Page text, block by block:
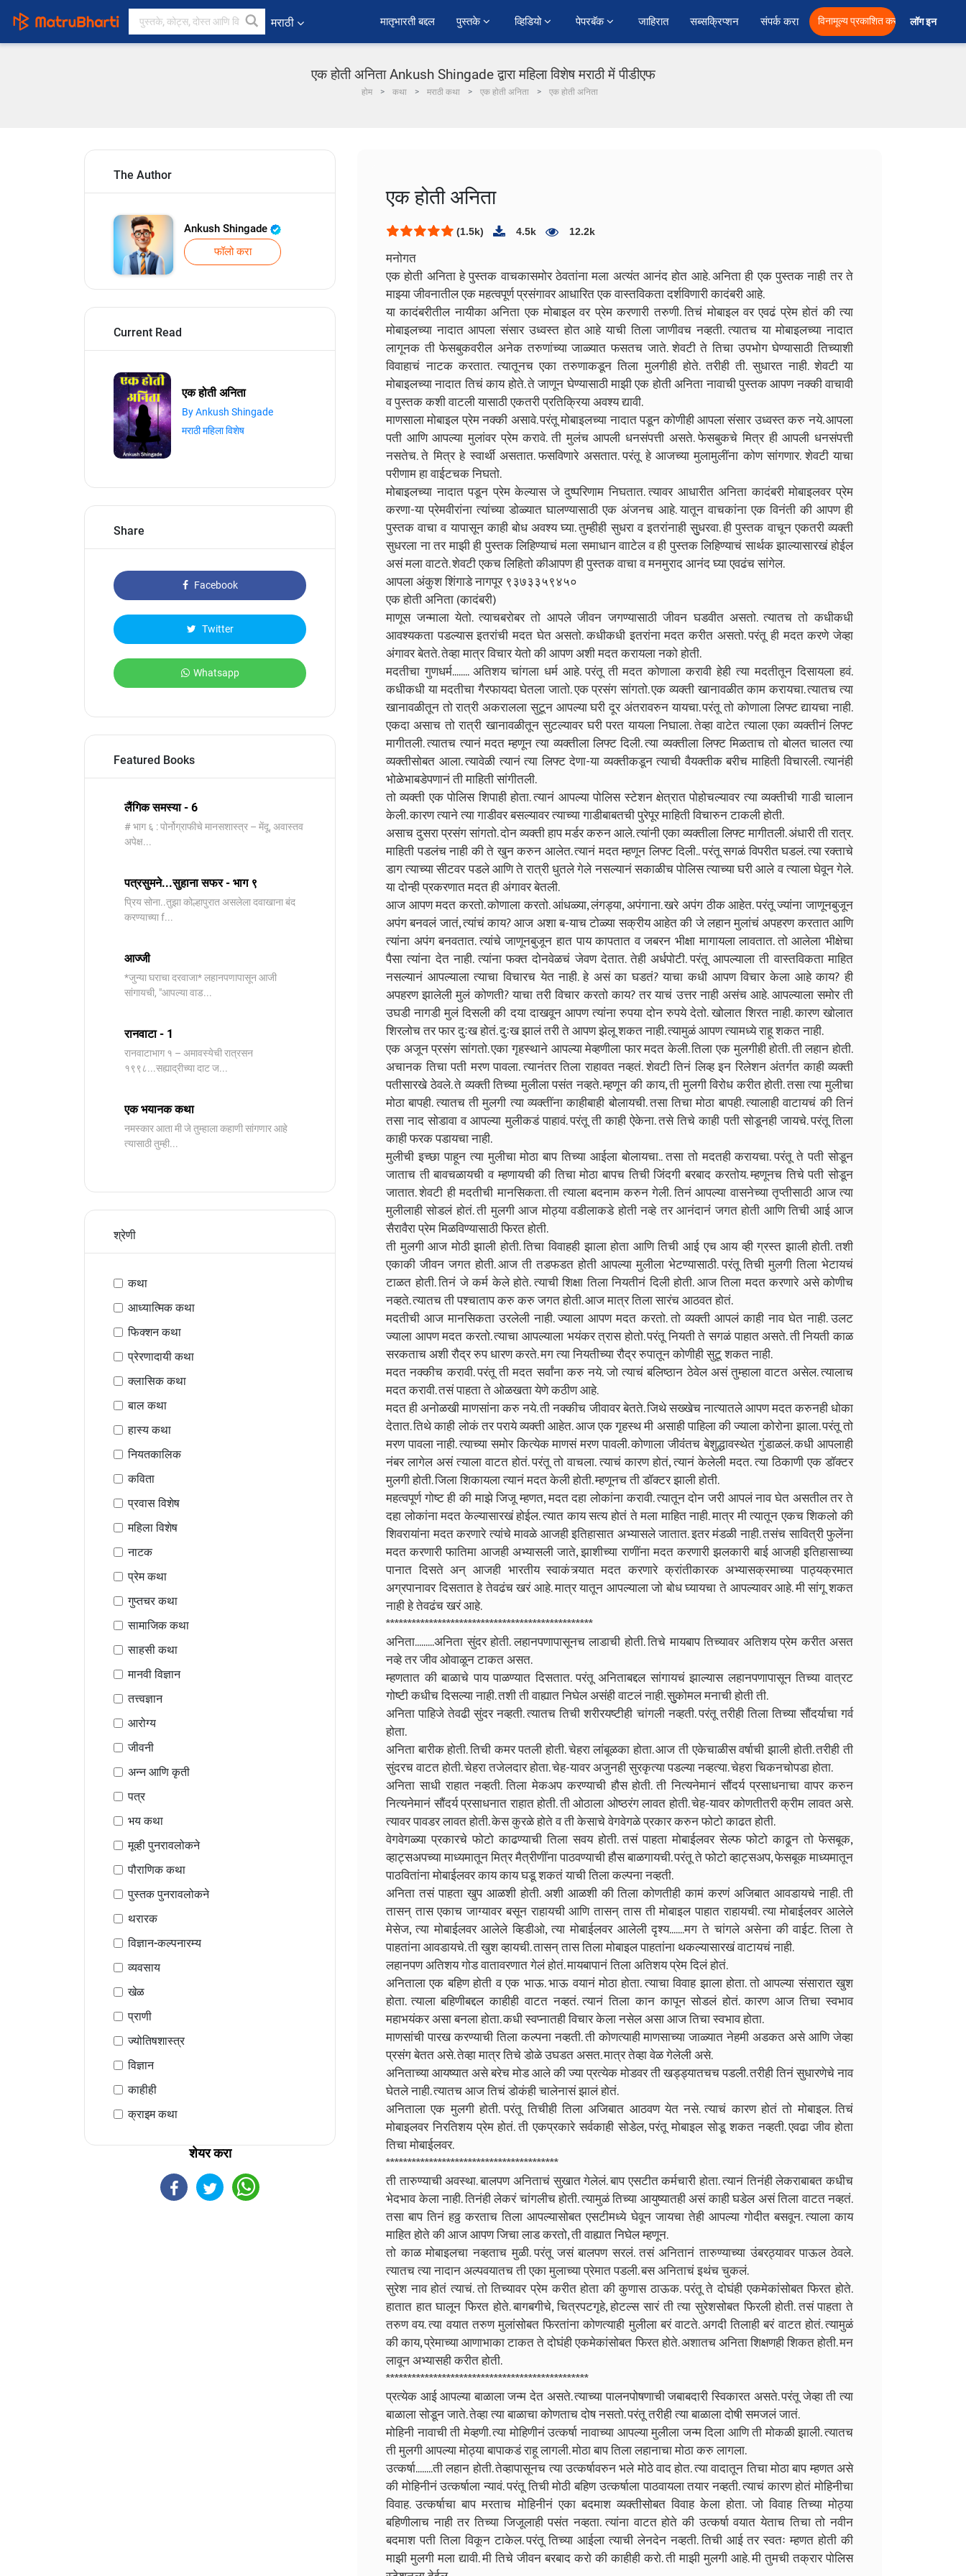
मराठी ﻿मातृभारती बद्दल पुस्तके व्हिडियो पेपरबॅक जाहिरात सब्सक्रिप्शन संपर्क करा विनामूल्य प्रकाशित करा लॉग इन
एक होती अनिता Ankush Shingade द्वारा महिला विशेष मराठी में पीडीएफ
होम कथा मराठी कथा एक होती अनिता एक होती अनिता
The Author
Ankush Shingade
फॉलो करा
Current Read
एक होती अनिता
By Ankush Shingade
मराठी महिला विशेष
Share
Facebook
Twitter
Whatsapp
Featured Books
लैंगिक समस्या - 6
# भाग ६ : पोर्नोग्राफीचे मानसशास्त्र – मेंदू, अवास्तव
अपेक्ष...
पत्रसुमने...सुहाना सफर - भाग ९
प्रिय सोना..तुझा कोल्हापुरात असलेला दवाखाना बंद
करण्याच्या f...
आज्जी
*जुन्या घराचा दरवाजा* लहानपणापासून आजी
सांगायची, "आपल्या वाड...
रानवाटा - 1
रानवाटाभाग १ – अमावस्येची रात्रसन
१९९८...सह्याद्रीच्या दाट ज...
एक भयानक कथा
नमस्कार आता मी जे तुम्हाला कहाणी सांगणार आहे
त्यासाठी तुम्ही...
श्रेणी
कथा
आध्यात्मिक कथा
फिक्शन कथा
प्रेरणादायी कथा
क्लासिक कथा
बाल कथा
हास्य कथा
नियतकालिक
कविता
प्रवास विशेष
महिला विशेष
नाटक
प्रेम कथा
गुप्तचर कथा
सामाजिक कथा
साहसी कथा
मानवी विज्ञान
तत्त्वज्ञान
आरोग्य
जीवनी
अन्न आणि कृती
पत्र
भय कथा
मूव्ही पुनरावलोकने
पौराणिक कथा
पुस्तक पुनरावलोकने
थरारक
विज्ञान-कल्पनारम्य
व्यवसाय
खेळ
प्राणी
ज्योतिषशास्त्र
विज्ञान
काहीही
क्राइम कथा
शेयर करा
एक होती अनिता
(1.5k) 4.5k 12.2k
मनोगत
एक होती अनिता हे पुस्तक वाचकासमोर ठेवतांना मला अत्यंत आनंद होत आहे. अनिता ही एक पुस्तक नाही तर ते
माझ्या जीवनातील एक महत्वपूर्ण प्रसंगावर आधारित एक वास्तविकता दर्शविणारी कादंबरी आहे.
या कादंबरीतील नायीका अनिता एक मोबाइल वर प्रेम करणारी तरुणी. तिचं मोबाइल वर एवढं प्रेम होतं की त्या
मोबाइलच्या नादात आपला संसार उध्वस्त होत आहे याची तिला जाणीवच नव्हती. त्यातच या मोबाइलच्या नादात
लागूनक ती फेसबुकवरील अनेक तरुणांच्या जाळ्यात फसतच जाते. शेवटी ते तिचा उपभोग घेण्यासाठी तिच्याशी
विवाहाचं नाटक करतात. त्यातूनच एका तरुणाकडून तिला मुलगीही होते. तरीही ती. सुधारत नाही. शेवटी या
मोबाइलच्या नादात तिचं काय होते. ते जाणून घेण्यासाठी माझी एक होती अनिता नावाची पुस्तक आपण नक्की वाचावी
व पुस्तक कशी वाटली यासाठी एकतरी प्रतिक्रिया अवश्य द्यावी.
माणसाला मोबाइल प्रेम नक्की असावे. परंतू मोबाइलच्या नादात पडून कोणीही आपला संसार उध्वस्त करु नये. आपला
पती आणि आपल्या मुलांवर प्रेम करावे. ती मुलंच आपली धनसंपत्ती असते. फेसबुकचे मित्र ही आपली धनसंपत्ती
नसतेच. ते मित्र हे स्वार्थी असतात. फसविणारे असतात. परंतू हे आजच्या मुलामुलींना कोण सांगणार. शेवटी याचा
परीणाम हा वाईटचक निघतो.
मोबाइलच्या नादात पडून प्रेम केल्यास जे दुष्परिणाम निघतात. त्यावर आधारीत अनिता कादंबरी मोबाइलवर प्रेम
करणा-या प्रेमवीरांना त्यांच्या डोळ्यात घालण्यासाठी एक अंजनच आहे. यातून वाचकांना एक विनंती की आपण ही
पुस्तक वाचा व यापासून काही बोध अवश्य घ्या. तुम्हीही सुधरा व इतरांनाही सुुधरवा. ही पुस्तक वाचून एकतरी व्यक्ती
सुधरला ना तर माझी ही पुस्तक लिहिण्याचं मला समाधान वााटेल व ही पुस्तक लिहिण्याचं सार्थक झाल्यासारखं होईल
असं मला वाटते. शेवटी एकच लिहितो कीआपण ही पुस्तक वाचा व मनमुराद आनंद घ्या एवढंच सांगेल.
आपला अंकुश शिंगाडे नागपूर ९३७३३५९४५०
एक होती अनिता (कादंबरी)
माणूस जन्माला येतो. त्याचबरोबर तो आपले जीवन जगण्यासाठी जीवन घडवीत असतो. त्यातच तो कधीकधी
आवश्यकता पडल्यास इतरांची मदत घेत असतो. कधीकधी इतरांना मदत करीत असतो. परंतू ही मदत करणे जेव्हा
अंगावर बेतते. तेव्हा मात्र विचार येतो की आपण अशी मदत करायला नको होती.
मदतीचा गुणधर्म........ अतिशय चांगला धर्म आहे. परंतू ती मदत कोणाला करावी हेही त्या मदतीतून दिसायला हवं.
कधीकधी या मदतीचा गैरफायदा घेतला जातो. एक प्रसंग सांगतो. एक व्यक्ती खानावळीत काम करायचा. त्यातच त्या
खानावळीतून तो रात्री अकरालला सुटून आपल्या घरी दूर अंतरावरुन यायचा. परंतू तो कोणाला लिफ्ट द्यायचा नाही.
एकदा असाच तो रात्री खानावळीतून सुटल्यावर घरी परत यायला निघाला. तेव्हा वाटेत त्याला एका व्यक्तीनं लिफ्ट
मागीतली. त्यातच त्यानं मदत म्हणून त्या व्यक्तीला लिफ्ट दिली. त्या व्यक्तीला लिफ्ट मिळताच तो बोलत चालत त्या
व्यक्तीसोबत आला. त्यावेळी त्यानं त्या लिफ्ट देणा-या व्यक्तीकडून त्याची वैयक्तीक बरीच माहिती विचारली. त्यानंही
भोळेभाबडेपणानं ती माहिती सांगीतली.
तो व्यक्ती एक पोलिस शिपाही होता. त्यानं आपल्या पोलिस स्टेशन क्षेत्रात पोहोचल्यावर त्या व्यक्तीची गाडी चालान
केली. कारण त्याने त्या गाडीवर बसल्यावर त्याच्या गाडीबाबतची पुरेपूर माहिती विचारुन टाकली होती.
असाच दुसरा प्रसंग सांगतो. दोन व्यक्ती हाप मर्डर करुन आले. त्यांनी एका व्यक्तीला लिफ्ट मागीतली. अंधारी ती रात्र.
माहिती पडलंच नाही की ते खुन करुन आलेत. त्यानं मदत म्हणून लिफ्ट दिली.. परंतू सगळं विपरीत घडलं. त्या रक्ताचे
डाग त्याच्या सीटवर पडले आणि ते रात्री धुतले गेले नसल्यानं सकाळीच पोलिस त्याच्या घरी आले व त्याला घेवून गेले.
या दोन्ही प्रकरणात मदत ही अंगावर बेतली.
आज आपण मदत करतो. कोणाला करतो. आंधळ्या, लंगड्या, अपंगाना. खरे अपंग ठीक आहेत. परंतू ज्यांना जाणूनबुजून
अपंग बनवलं जातं, त्यांचं काय? आज अशा ब-याच टोळ्या सक्रीय आहेत की जे लहान मुलांचं अपहरण करतात आणि
त्यांना अपंग बनवतात. त्यांचे जाणूनबुजून हात पाय कापतात व जबरन भीक्षा मागायला लावतात. तो आलेला भीक्षेचा
पैसा त्यांना देत नाही. त्यांना फक्त दोनवेळचं जेवण देतात. तेही अर्धपोटी. परंतू आपल्याला ती वास्तविकता माहित
नसल्यानं आपल्याला त्याचा विचारच येत नाही. हे असं का घडतं? याचा कधी आपण विचार केला आहे काय? ही
अपहरण झालेली मुलं कोणती? याचा तरी विचार करतो काय? तर याचं उत्तर नाही असंच आहे. आपल्याला समोर ती
उघडी नागडी मुलं दिसली की दया दाखवून आपण त्यांना रुपया दोन रुपये देतो. खोलात शिरत नाही. कारण खोलात
शिरलोच तर फार दुःख होतं. दुःख झालं तरी ते आपण झेलू शकत नाही. त्यामुळं आपण त्यामध्ये राहू शकत नाही.
एक अजून प्रसंग सांगतो. एका गृहस्थाने आपल्या मेव्हणीला फार मदत केली. तिला एक मुलगीही होती. ती लहान होती.
अचानक तिचा पती मरण पावला. त्यानंतर तिला राहावत नव्हतं. शेवटी तिनं लिव्ह इन रिलेशन अंतर्गत काही व्यक्ती
पतीसारखे ठेवले. ते व्यक्ती तिच्या मुलीला पसंत नव्हते. म्हणून की काय, ती मुलगी विरोध करीत होती. तसा त्या मुलीचा
मोठा बापही. त्यातच ती मुलगी त्या व्यक्तींना काहीबाही बोलायची. तसा तिचा मोठा बापही. त्यालाही वाटायचं की तिनं
तसा नाद सोडावा व आपल्या मुलीकडं पाहावं. परंतू ती काही ऐकेना. तसे तिचे काही पती सोडूनही जायचे. परंतू तिला
काही फरक पडायचा नाही.
मुलीची इच्छा पाहून त्या मुलीचा मोठा बाप तिच्या आईला बोलायचा.. तसा तो मदतही करायचा. परंतू ते पती सोडून
जाताच ती बावचळायची व म्हणायची की तिचा मोठा बापच तिची जिंदगी बरबाद करतोय. म्हणूनच तिचे पती सोडून
जातात. शेवटी ही मदतीची मानसिकता. ती त्याला बदनाम करुन गेली. तिनं आपल्या वासनेच्या तृप्तीसाठी आज त्या
मुलीलाही सोडलं होतं. ती मुलगी आज मोठ्या वडीलाकडे होती नव्हे तर आनंदानंं जगत होती आणि तिची आई आज
सैरावैरा प्रेम मिळविण्यासाठी फिरत होती.
ती मुलगी आज मोठी झाली होती. तिचा विवाहही झाला होता आणि तिची आई एच आय व्ही ग्रस्त झाली होती. तशी
एकाकी जीवन जगत होती. आज ती तडफडत होती आपल्या मुलीला भेटण्यासाठी. परंतू तिची मुलगी तिला भेटायचं
टाळत होती. तिनं जे कर्म केले होते. त्याची शिक्षा तिला नियतीनं दिली होती. आज तिला मदत करणारे असे कोणीच
नव्हते. त्यातच ती पश्चाताप करु करु जगत होती. आज मात्र तिला सारंच आठवत होतं.
मदतीची आज मानसिकता उरलेली नाही. ज्याला आपण मदत करतो. तो व्यक्ती आपलं काही नाव घेत नाही. उलट
ज्याला आपण मदत करतो. त्याचा आपल्याला भयंकर त्रास होतो. परंतू नियती ते सगळं पाहात असते. ती नियती काळ
सरकताच अशी रौद्र रुप धारण करते. मग त्या नियतीच्या रौद्र रुपातून कोणीही सुटू शकत नाही.
मदत नक्कीच करावी. परंतू ती मदत सर्वांना करु नये. जो त्याचं बलिष्ठान ठेवेल असं तुम्हाला वाटत असेल. त्यालाच
मदत करावी. तसं पाहता ते ओळखता येणे कठीण आहे.
मदत ही अनोळखी माणसांना करु नये. ती नक्कीच जीवावर बेतते. जिथे सख्खेच नात्यातले आपण मदत करुनही धोका
देतात. तिथे काही लोकं तर पराये व्यक्ती आहेत. आज एक गृहस्थ मी असाही पाहिला की ज्याला कोरोना झाला. परंतू तो
मरण पावला नाही. त्याच्या समोर कित्येक माणसं मरण पावली. कोणाला जीवंंतच बेशुद्धावस्थेत गुंडाळलं. कधी आपलाही
नंबर लागेल असं त्याला वाटत होतं. परंतू तो वाचला. त्याचं कारण होतं, त्यानं केलेली मदत. त्या ठिकाणी एक डॉक्टर
मुलगी होती. जिला शिकायला त्यानं मदत केली होती. म्हणूनच ती डॉक्टर झाली होती.
महत्वपूर्ण गोष्ट ही की माझे जिजू म्हणत, मदत दहा लोकांना करावी. त्यातून दोन जरी आपलं नाव घेत असतील तर ते
दहा लोकांना मदत केल्यासारखं होईल. त्यात काय सत्य होतं ते मला माहित नाही. मात्र मी त्यातून एकच शिकलो की
शिवरायांना मदत करणारे त्यांचे मावळे आजही इतिहासात अभ्यासले जातात. इतर मंडळी नाही. तसंच सावित्री फुलेंना
मदत करणारी फातिमा आजही अभ्यासली जाते, झाशीच्या राणींना मदत करणारी झलकारी बाई आजही इतिहासाच्या
पानात दिसते अन् आजही भारतीय स्वाकंत्र्यात मदत करणारे क्रांतीकारक अभ्यासक्रमाच्या पाठ्यक्रमात
अग्रपानावर दिसतात हे तेवढंच खरं आहे. मात्र यातून आपल्याला जो बोध घ्यायचा ते आपल्यावर आहे. मी सांगू शकत
नाही हे तेवढंच खरं आहे.
************************************************
अनिता.........अनिता सुंदर होती. लहानपणापासूनच लाडाची होती. तिचे मायबाप तिच्यावर अतिशय प्रेम करीत असत
नव्हे तर जीव ओवाळून टाकत असत.
म्हणतात की बाळाचे पाय पाळण्यात दिसतात. परंतू अनिताबद्दल सांगायचं झाल्यास लहानपणापासून तिच्या वात्रट
गोष्टी कधीच दिसल्या नाही. तशी ती वाह्यात निघेल असंही वाटलं नाही. सुुकोमल मनाची होती ती.
अनिता पाहिजे तेवढी सुंदर नव्हती. त्यातच तिची शरीरयष्टीही चांगली नव्हती. परंतू तरीही तिला तिच्या सौंदर्याचा गर्व
होता.
अनिता बारीक होती. तिची कमर पतली होती. चेहरा लांबूळका होता. आज ती एकेचाळीस वर्षाची झाली होती. तरीही ती
सुंदरच वाटत होती. चेहरा तजेलदार होता. चेह-यावर अजुनही सुरकृत्या पडल्या नव्हत्या. चेहरा चिकनचोपडा होता.
अनिता साधी राहात नव्हती. तिला मेकअप करण्याची हौस होती. ती नित्यनेमानं सौंदर्य प्रसाधनाचा वापर करुन
नित्यनेमानं सौंदर्य प्रसाधनात राहात होती. ती ओठाला ओष्ठरंग लावत होती. चेह-यावर कोणतीतरी क्रीम लावत असे.
त्यावर पावडर लावत होती. केस कुरळे होते व ती केसाचे वेगवेगळे प्रकार करुन फोटो काढत होती.
वेगवेगळ्या प्रकारचे फोटो काढण्याची तिला सवय होती. तसं पाहता मोबाईलवर सेल्फ फोटो काढून तो फेसबूक,
व्हाट्सअपच्या माध्यमातून मित्र मैत्रीणींना पाठवण्याची हौस बाळगायची. परंतू ते फोटो व्हाट्सअप, फेसबूक माध्यमातून
पाठवितांना मोबाईलवर काय काय घडू शकतं याची तिला कल्पना नव्हती.
अनिता तसं पाहता खुप आळशी होती. अशी आळशी की तिला कोणतीही कामं करणं अजिबात आवडायचे नाही. ती
तासन् तास एकाच जाग्यावर बसून राहायची आणि तासन् तास ती मोबाइल पाहात राहायची. त्या मोबाईलवर आलेले
मेसेज, त्या मोबाईलवर आलेले व्हिडीओ, त्या मोबाईलवर आलेली दृश्य.......मग ते चांगले असेना की वाईट. तिला ते
पाहतांना आवडायचे. ती खुश व्हायची. तासन् तास तिला मोबाइल पाहतांना थकल्यासारखं वाटायचं नाही.
लहानपण अतिशय गोड वातावरणात गेलं होतं. मायबापानं तिला अतिशय प्रेम दिलं होतं.
अनिताला एक बहिण होती व एक भाऊ. भाऊ वयानं मोठा होता. त्याचा विवाह झाला होता. तो आपल्या संसारात खुश
होता. त्याला बहिणीबद्दल काहीही वाटत नव्हतं. त्यानं तिला कान कापून सोडलं होतं. कारण आज तिचा स्वभाव
महाभयंकर असा बनला होता. कधी स्वप्नातही विचार केला नसेल असा आज तिचा स्वभाव होता.
माणसांची पारख करण्याची तिला कल्पना नव्हती. ती कोणत्याही माणसाच्या जाळ्यात नेहमी अडकत असे आणि जेव्हा
प्रसंग बेतत असे. तेव्हा मात्र तिचे डोळे उघडत असत. मात्र तेव्हा वेळ गेलेली असे.
अनिताच्या आयष्यात असे बरेच मोड आले की ज्या प्रत्येक मोडवर ती खड्ड्यातचच पडली. तरीही तिनं सुधारणेचे नाव
घेतले नाही. त्यातच आज तिचं डोकंही चालेनासं झालं होतं.
अनिताला एक मुलगी होती. परंतू तिचीही तिला अजिबात आठवण येत नसे. त्याचं कारण होतं तो मोबाइल. तिचं
मोबाइलवर निरतिशय प्रेम होतं. ती एकप्रकारे सर्वकाही सोडेल, परंतू मोबाइल सोडू शकत नव्हती. एवढा जीव होता
तिचा मोबाईलवर.
****************************************
ती तारुण्याची अवस्था. बालपण अनिताचं सुखात गेलेलं. बाप एसटीत कर्मचारी होता. त्यानं तिनंही लेकराबाबत कधीच
भेदभाव केला नाही. तिनंही लेकरं चांगलीच होती. त्यामुळं तिच्या आयुष्यातही असं काही घडेल असं तिला वाटत नव्हतं.
तसा बाप तिनं हठ्ठ करताच तिला आपल्यासोबत एसटीमध्ये घेवून जायचा तेही आपल्या गोदीत बसवून. त्याला काय
माहित होते की आज आपण जिचा लाड करतो, ती वाह्यात निघेल म्हणून.
तो काळ मोबाइलचा नव्हताच मुळी. परंतू जसं बालपण सरलं. तसं अनितानं तारुण्याच्या उंबरठ्यावर पाऊल ठेवले.
त्यातच त्या नादान अल्पवयातच ती एका मुलाच्या प्रेमात पडली. बस अनिताचं इथंच चुकलं.
सुरेश नाव होतं त्याचं. तो तिच्यावर प्रेम करीत होता की कुणास ठाऊक. परंतू ते दोघंही एकमेकांसोबत फिरत होते.
हातात हात घालून फिरत होते. बागबगीचे, चित्रपटगृहे, होटल्स सारं ती त्या सुरेशसोबत फिरली होती. तसं पाहता ते
तरुण वय. त्या वयात तरुण मुलांसोबत फिरतांना कोणत्याही मुलीला बरं वाटते. अगदी तिलाही बरं वाटत होतं. त्यामुळं
की काय, प्रेमाच्या आणाभाका टाकत ते दोघंही एकमेकांसोबत फिरत होते. अशातच अनिता शिक्षणही शिकत होती. मन
लावून अभ्यासही करीत होती.
***********************************************
प्रत्येक आई आपल्या बाळाला जन्म देत असते. त्याच्या पालनपोषणाची जबाबदारी स्विकारत असते. परंतू जेव्हा ती त्या
बाळाला सोडून जाते. तेव्हा त्या बाळाचा कोणताच दोष नसतो. परंतू तरीही त्या बाळाला दोषी समजलं जातं.
मोहिनी नावाची ती मेव्हणी. त्या मोहिणीनं उत्कर्षा नावाच्या आपल्या मुलीला जन्म दिला आणि ती मोकळी झाली. त्यातच
ती मुलगी आपल्या मोठ्या बापाकडं राहू लागली. मोठा बाप तिला लहानाचा मोठा करु लागला.
उत्कर्षा........ती लहान होती. तेव्हापासूनच त्या उत्कर्षावरुन भले मोठे वाद होत. त्या वादातून तिचा मोठा बाप म्हणत असे
की मोहिनीनं उत्कर्षाला न्यावं. परंतू तिची मोठी बहिण उत्कर्षाला पाठवायला तयार नव्हती. त्याचं कारण होतं मोहिनीचा
विवाह. उत्कर्षाचा बाप मरताच मोहिनीनं एका बदमाश व्यक्तीसोबत विवाह केला होता. जो विवाह तिच्या मोठ्या
बहिणीलाच नाही तर तिच्या जिजूलाही पसंत नव्हता. त्यांना वाटत होते की उत्कर्षा वयात येताच तिचा तो नवीन
बदमाश पती तिला विकून टाकेल. परंतू तिच्या आईला त्याची लेनदेन नव्हती. तिची आई तर स्वतः म्हणत होती की
माझी मुलगी मला द्यावी. मी तिचे जीवन बरबाद करो की काहीही करो. ती माझी मुलगी आहे. मी तुमची तक्रार पोलिस